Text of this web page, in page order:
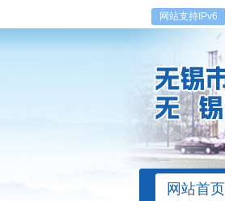
网站支持IPv6
网站首页